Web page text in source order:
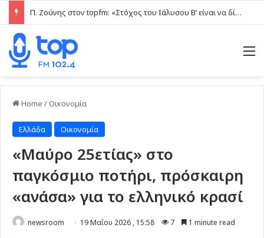
Π. Ζούνης στον topfm: «Στόχος του Ιάλυσου Β’ είναι να δίνει παιχνίδια και πραγματικές ευκαιρίες στα νέα παιδιά» (ηχητικό)
Home /Οικονομία
Ελλάδα Οικονομία
«Μαύρο 25ετίας» στο
παγκόσμιο ποτήρι, πρόσκαιρη
«ανάσα» για το ελληνικό κρασί
newsroom 19 Μαΐου 2026 , 15:58 7 1 minute read